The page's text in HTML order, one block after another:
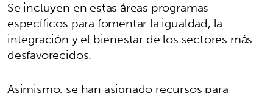
Se incluyen en estas áreas programas
específicos para fomentar la igualdad, la
integración y el bienestar de los sectores más
desfavorecidos.
Asimismo, se han asignado recursos para